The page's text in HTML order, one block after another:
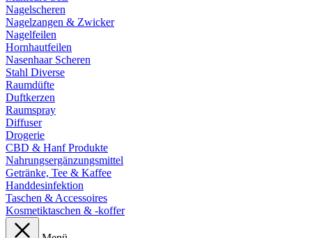
Nagelscheren
Nagelzangen & Zwicker
Nagelfeilen
Hornhautfeilen
Nasenhaar Scheren
Stahl Diverse
Raumdüfte
Duftkerzen
Raumspray
Diffuser
Drogerie
CBD & Hanf Produkte
Nahrungsergänzungsmittel
Getränke, Tee & Kaffee
Handdesinfektion
Taschen & Accessoires
Kosmetiktaschen & -koffer